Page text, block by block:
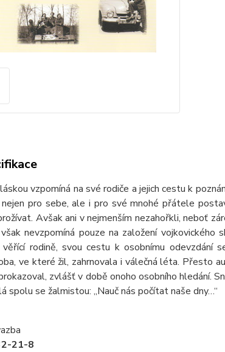
vzpomíná na své rodiče a jejich cestu k
pro sebe, ale i pro své mnohé přátele
Avšak ani v nejmenším nezahořkli, neboť
nevzpomíná pouze na založení
věřící rodině, svou cestu k osobnímu
ve které žil, zahrnovala i válečná léta. Přesto
zvlášť v době onoho osobního hledání.
spolu se žalmistou: „Nauč nás počítat naše dny…“
21-8